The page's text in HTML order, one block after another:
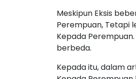
Meskipun Eksis
Perempuan, Tetapi
Kepada
berbeda.
Kepada itu, dalam